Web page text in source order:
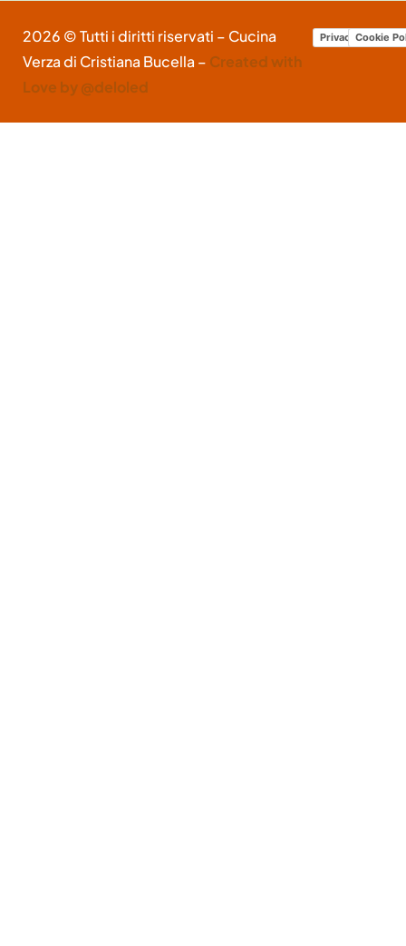
2026 © Tutti i diritti riservati – Cucina
Verza di Cristiana Bucella – Created with
Love by @deloled
Privacy Policy
Cookie